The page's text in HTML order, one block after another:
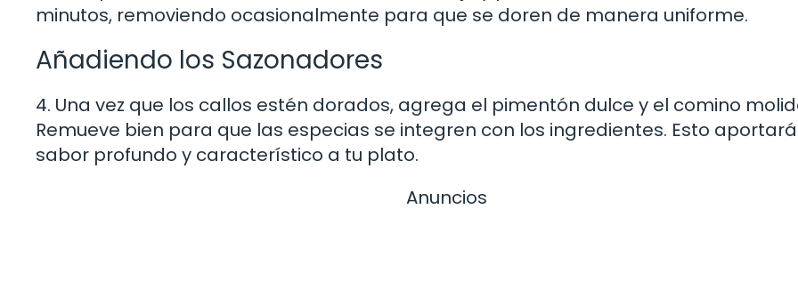
minutos, removiendo ocasionalmente para que se doren de manera uniforme.
Añadiendo los Sazonadores
4. Una vez que los callos estén dorados, agrega el pimentón dulce y el comino
Remueve bien para que las especias se integren con los ingredientes. Esto
sabor profundo y característico a tu plato.
Anuncios